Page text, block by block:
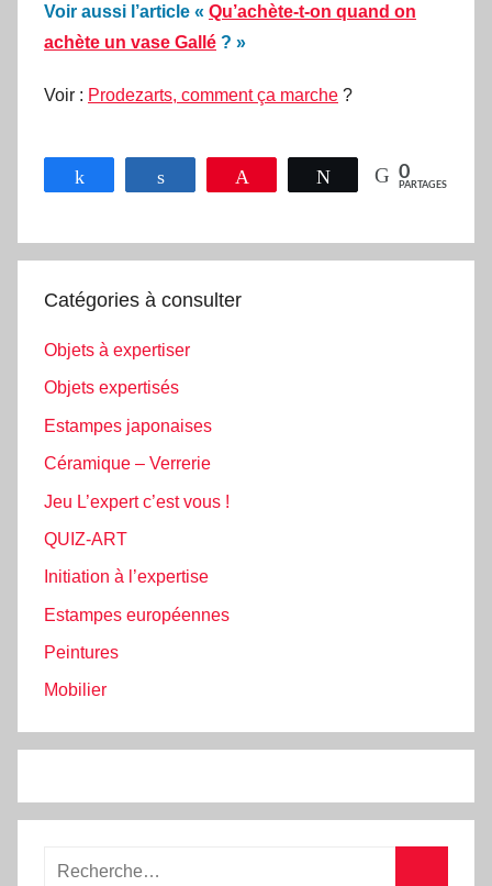
Voir aussi l’article « Qu’achète-t-on quand on
achète un vase Gallé ? »
Voir : Prodezarts, comment ça marche ?
Partagez Partagez Tweetez0
PARTAGES
Catégories à consulter
Objets à expertiser
Objets expertisés
Estampes japonaises
Céramique – Verrerie
Jeu L’expert c’est vous !
QUIZ-ART
Initiation à l’expertise
Estampes européennes
Peintures
Mobilier
Etre prévenu(e) quand
nouveaux articles :